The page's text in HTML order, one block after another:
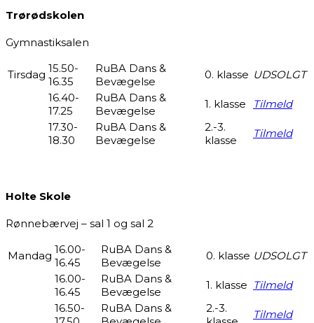
Trørødskolen
Gymnastiksalen
Tirsdag 15.50-
16.35
RuBA Dans &
Bevægelse
0. klasse UDSOLGT
16.40-
17.25
RuBA Dans &
Bevægelse
1. klasse
Tilmeld
17.30-
18.30
RuBA Dans &
Bevægelse
2.-3.
klasse
Tilmeld
Holte Skole
Rønnebærvej – sal 1 og sal 2
Mandag 16.00-
16.45
RuBA Dans &
Bevægelse
0. klasse UDSOLGT
16.00-
16.45
RuBA Dans &
Bevægelse
1. klasse Tilmeld
16.50-
RuBA Dans &
2.-3.
Tilmeld